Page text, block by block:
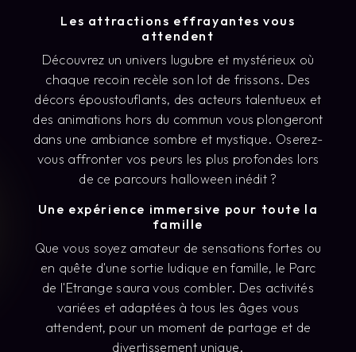
Les attractions effrayantes vous
attendent
Découvrez un univers lugubre et mystérieux où
chaque recoin recèle son lot de frissons. Des
décors époustouflants, des acteurs talentueux et
des animations hors du commun vous plongeront
dans une ambiance sombre et mystique. Oserez-
vous affronter vos peurs les plus profondes lors
de ce parcours halloween inédit ?
Une expérience immersive pour toute la
famille
Que vous soyez amateur de sensations fortes ou
en quête d'une sortie ludique en famille, le Parc
de l'Etrange saura vous combler. Des activités
variées et adaptées à tous les âges vous
attendent, pour un moment de partage et de
divertissement unique.